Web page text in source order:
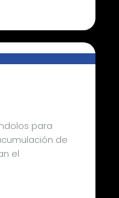
para
de
el